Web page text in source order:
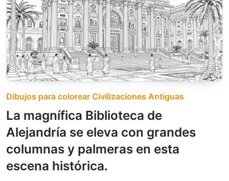
Dibujos para colorear Civilizaciones Antiguas
La magnífica Biblioteca de
Alejandría se eleva con grandes
columnas y palmeras en esta
escena histórica.